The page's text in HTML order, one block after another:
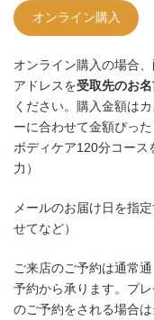
オンライン購入
オンライン購入の場合
アドレスを受取先のお
ください。購入金額は
ーに合わせて金額ぴっ
ボディケア120分コース
力）
メールのお届け日を指
せてなど）
ご来店のご予約は通常
予約から承ります。プ
のご予約をされる場合